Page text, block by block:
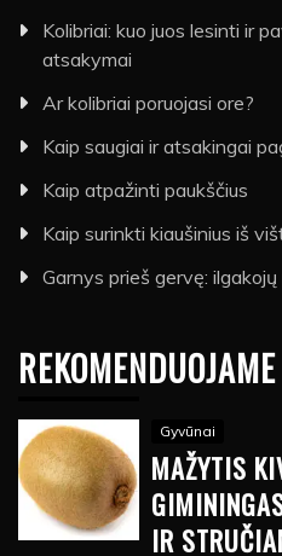
Kolibriai: kuo juos lesinti ir
atsakymai
Ar kolibriai poruojasi ore?
Kaip saugiai ir atsakingai
Kaip atpažinti paukščius
Kaip surinkti kiaušinius iš
Garnys prieš gervę:
REKOMENDUOJAME
Gyvūnai
MAŽYTIS
IR